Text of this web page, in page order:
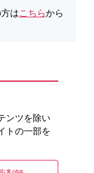
試験について
はこちらから
ンツを除い
トの一部を